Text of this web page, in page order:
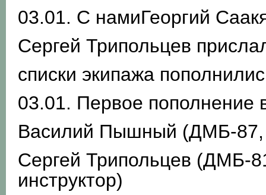
03.01. С намиГеоргий
Сергей Трипольцев
списки экипажа
03.01. Первое пополнение
Василий Пышный (ДМБ-
Сергей Трипольцев (ДМБ-
инструктор)